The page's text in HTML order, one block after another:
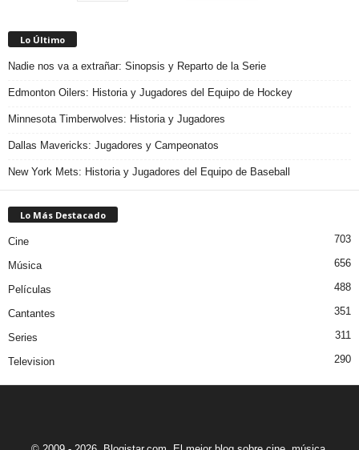
Lo Último
Nadie nos va a extrañar: Sinopsis y Reparto de la Serie
Edmonton Oilers: Historia y Jugadores del Equipo de Hockey
Minnesota Timberwolves: Historia y Jugadores
Dallas Mavericks: Jugadores y Campeonatos
New York Mets: Historia y Jugadores del Equipo de Baseball
Lo Más Destacado
Cine 703
Música 656
Películas 488
Cantantes 351
Series 311
Television 290